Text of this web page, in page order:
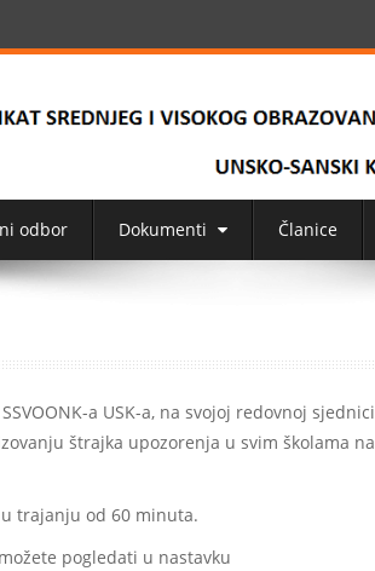
odbor Dokumenti Članice
a USK-a, na svojoj redovnoj sjednici
štrajka upozorenja u svim školama na
trajanju od 60 minuta.
pogledati u nastavku